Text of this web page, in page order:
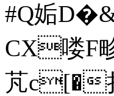
#Q姤
CX喽F
芃 c[�